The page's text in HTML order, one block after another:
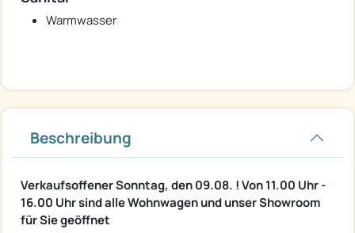
Warmwasser
Beschreibung
Verkaufsoffener Sonntag, den 09.08. ! Von 11.00 Uhr -
16.00 Uhr sind alle Wohnwagen und unser Showroom
für Sie geöffnet